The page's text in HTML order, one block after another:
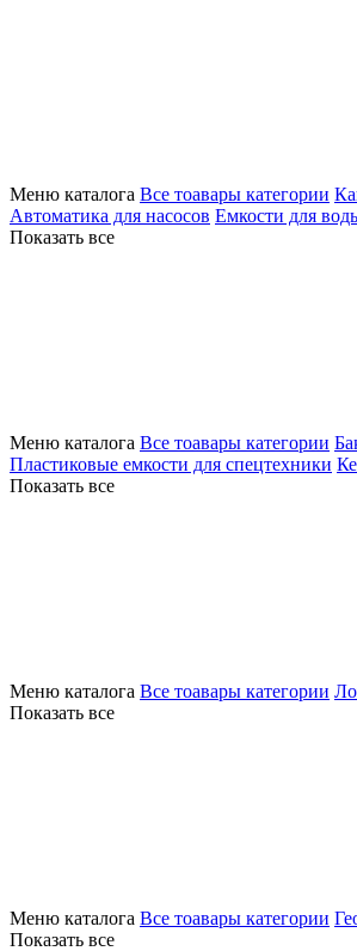
Меню каталога Все тоавары категории
Автоматика для насосов Емкости для
Показать все
Меню каталога Все тоавары категории
Пластиковые емкости для спецтехники
Показать все
Меню каталога Все тоавары категории
Показать все
Меню каталога Все тоавары категории
Показать все